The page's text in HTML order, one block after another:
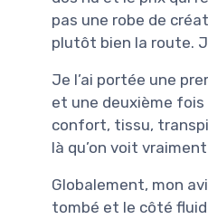
pas une robe de
plutôt bien la route.
Je l’ai portée une
et une deuxième fois
confort, tissu,
là qu’on voit
Globalement, mon
tombé et le côté